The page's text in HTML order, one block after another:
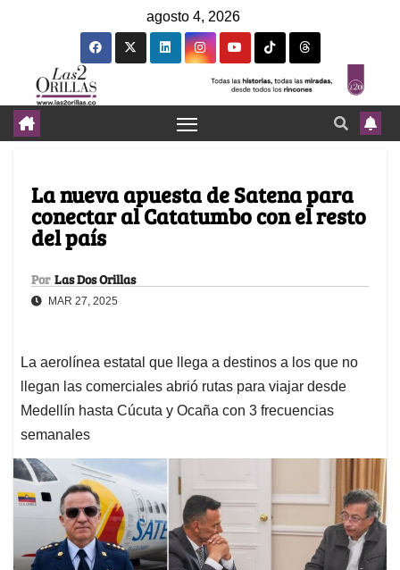
agosto 4, 2026
La nueva apuesta de Satena para
conectar al Catatumbo con el resto
del país
Por Las Dos Orillas
MAR 27, 2025
La aerolínea estatal que llega a destinos a los que no
llegan las comerciales abrió rutas para viajar desde
Medellín hasta Cúcuta y Ocaña con 3 frecuencias
semanales